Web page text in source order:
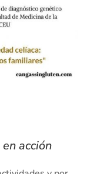
acción